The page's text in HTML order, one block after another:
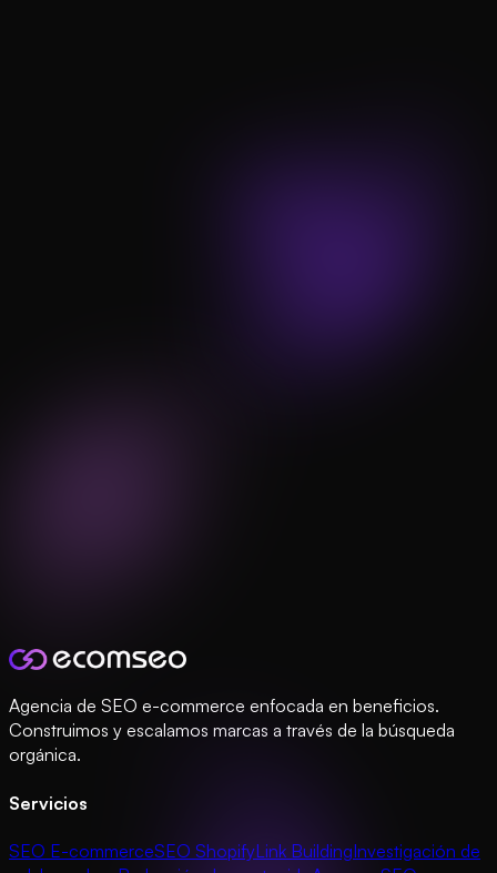
Agencia de SEO e-commerce enfocada en beneficios.
Construimos y escalamos marcas a través de la búsqueda
orgánica.
Servicios
SEO E-commerceSEO ShopifyLink BuildingInvestigación de